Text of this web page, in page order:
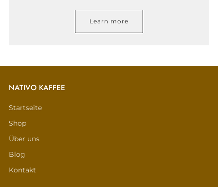
Learn more
NATIVO KAFFEE
Startseite
Shop
Über uns
Blog
Kontakt